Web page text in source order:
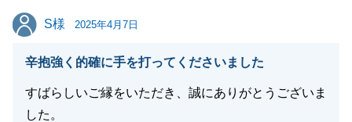
S様
S様 2025年4月7日
辛抱強く的確に手を打ってくださいました
すばらしいご縁をいただき、誠にありがとうございま
した。